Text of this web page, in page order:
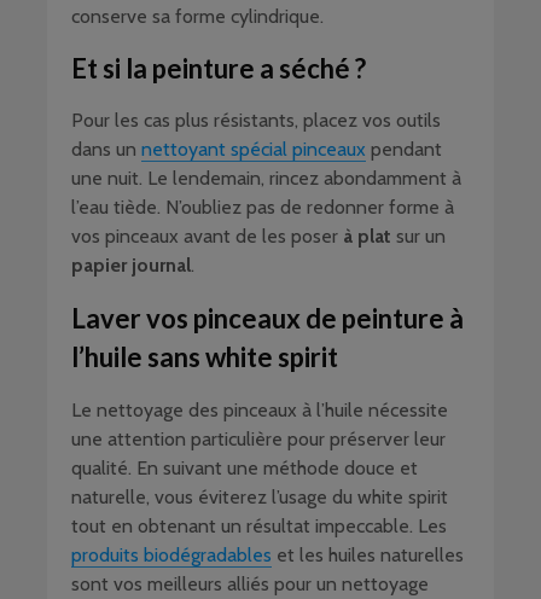
conserve sa forme cylindrique.
Et si la peinture a séché ?
Pour les cas plus résistants, placez vos outils
dans un nettoyant spécial pinceaux pendant
une nuit. Le lendemain, rincez abondamment à
l’eau tiède. N’oubliez pas de redonner forme à
vos pinceaux avant de les poser à plat sur un
papier journal
Laver vos pinceaux de peinture à
l’huile sans white spirit
Le nettoyage des pinceaux à l’huile nécessite
une attention particulière pour préserver leur
qualité. En suivant une méthode douce et
naturelle, vous éviterez l’usage du white spirit
tout en obtenant un résultat impeccable. Les
produits biodégradables et les huiles naturelles
sont vos meilleurs alliés pour un nettoyage